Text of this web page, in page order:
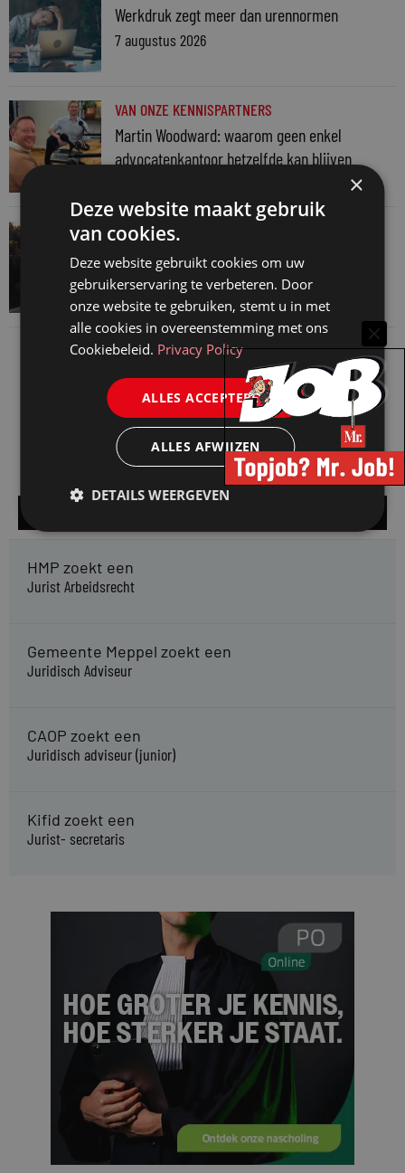
Werkdruk zegt meer dan urennormen
7 augustus 2026
VAN ONZE KENNISPARTNERS
Martin Woodward: waarom geen enkel
advocatenkantoor hetzelfde kan blijven
VAN ONZE KENNISPARTNERS
Waarom standaard carrièrepaden talent
kosten
31 juli 2026
HMP zoekt een
Jurist Arbeidsrecht
Gemeente Meppel zoekt een
Juridisch Adviseur
CAOP zoekt een
Juridisch adviseur (junior)
Kifid zoekt een
Jurist- secretaris
×
Deze website maakt gebruik
van cookies.
Deze website gebruikt cookies om uw
gebruikerservaring te verbeteren. Door
onze website te gebruiken, stemt u in met
alle cookies in overeenstemming met ons
Cookiebeleid. Privacy Policy
ALLES ACCEPTEREN
ALLES AFWIJZEN
DETAILS WEERGEVEN